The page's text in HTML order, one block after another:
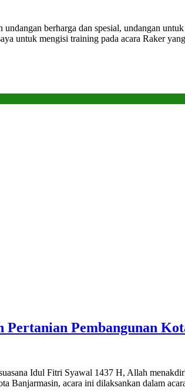
berharga dan spesial, undangan
untuk mengisi training pada acara Raker
Pembangunan
Idul Fitri Syawal 1437 H, Allah
Banjarmasin, acara ini dilaksankan dalam